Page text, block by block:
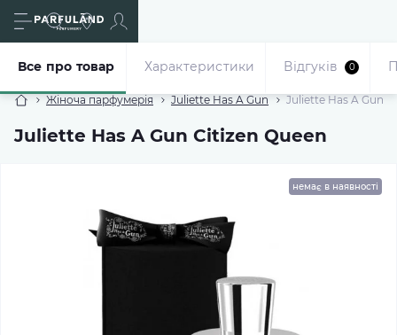
Жіноча парфумерія Juliette Has A Gun Juliette Has A Gun
Juliette Has A Gun Citizen Queen
Все про товар Характеристики Відгуків 0
немає в наявності